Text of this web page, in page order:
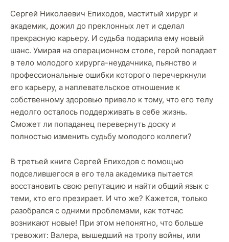
Сергей Николаевич Епиходов, маститый хирург и
академик, дожил до преклонных лет и сделал
прекрасную карьеру. И судьба подарила ему новый
шанс. Умирая на операционном столе, герой попадает
в тело молодого хирурга-неудачника, пьянство и
профессиональные ошибки которого перечеркнули
его карьеру, а наплевательское отношение к
собственному здоровью привело к тому, что его телу
недолго осталось поддерживать в себе жизнь.
Сможет ли попаданец перевернуть доску и
полностью изменить судьбу молодого коллеги?
В третьей книге Сергей Епиходов с помощью
подселившегося в его тела академика пытается
восстановить свою репутацию и найти общий язык с
теми, кто его презирает. И что же? Кажется, только
разобрался с одними проблемами, как тотчас
возникают новые! При этом непонятно, что больше
тревожит: Валера, вышедший на тропу войны, или